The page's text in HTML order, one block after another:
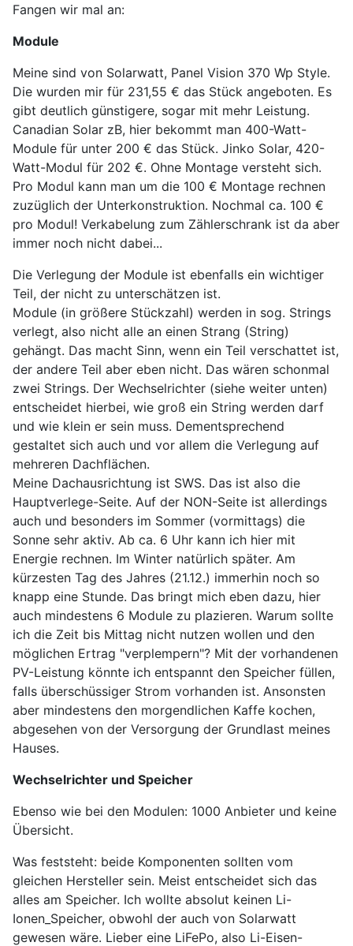
Fangen wir mal an:
Module
Meine sind von Solarwatt, Panel Vision 370 Wp Style.
Die wurden mir für 231,55 € das Stück angeboten. Es
gibt deutlich günstigere, sogar mit mehr Leistung.
Canadian Solar zB, hier bekommt man 400-Watt-
Module für unter 200 € das Stück. Jinko Solar, 420-
Watt-Modul für 202 €. Ohne Montage versteht sich.
Pro Modul kann man um die 100 € Montage rechnen
zuzüglich der Unterkonstruktion. Nochmal ca. 100 €
pro Modul! Verkabelung zum Zählerschrank ist da aber
immer noch nicht dabei...
Die Verlegung der Module ist ebenfalls ein wichtiger
Teil, der nicht zu unterschätzen ist.
Module (in größere Stückzahl) werden in sog. Strings
verlegt, also nicht alle an einen Strang (String)
gehängt. Das macht Sinn, wenn ein Teil verschattet ist,
der andere Teil aber eben nicht. Das wären schonmal
zwei Strings. Der Wechselrichter (siehe weiter unten)
entscheidet hierbei, wie groß ein String werden darf
und wie klein er sein muss. Dementsprechend
gestaltet sich auch und vor allem die Verlegung auf
mehreren Dachflächen.
Meine Dachausrichtung ist SWS. Das ist also die
Hauptverlege-Seite. Auf der NON-Seite ist allerdings
auch und besonders im Sommer (vormittags) die
Sonne sehr aktiv. Ab ca. 6 Uhr kann ich hier mit
Energie rechnen. Im Winter natürlich später. Am
kürzesten Tag des Jahres (21.12.) immerhin noch so
knapp eine Stunde. Das bringt mich eben dazu, hier
auch mindestens 6 Module zu plazieren. Warum sollte
ich die Zeit bis Mittag nicht nutzen wollen und den
möglichen Ertrag "verplempern"? Mit der vorhandenen
PV-Leistung könnte ich entspannt den Speicher füllen,
falls überschüssiger Strom vorhanden ist. Ansonsten
aber mindestens den morgendlichen Kaffe kochen,
abgesehen von der Versorgung der Grundlast meines
Hauses.
Wechselrichter und Speicher
Ebenso wie bei den Modulen: 1000 Anbieter und keine
Übersicht.
Was feststeht: beide Komponenten sollten vom
gleichen Hersteller sein. Meist entscheidet sich das
alles am Speicher. Ich wollte absolut keinen Li-
Ionen_Speicher, obwohl der auch von Solarwatt
gewesen wäre. Lieber eine LiFePo, also Li-Eisen-